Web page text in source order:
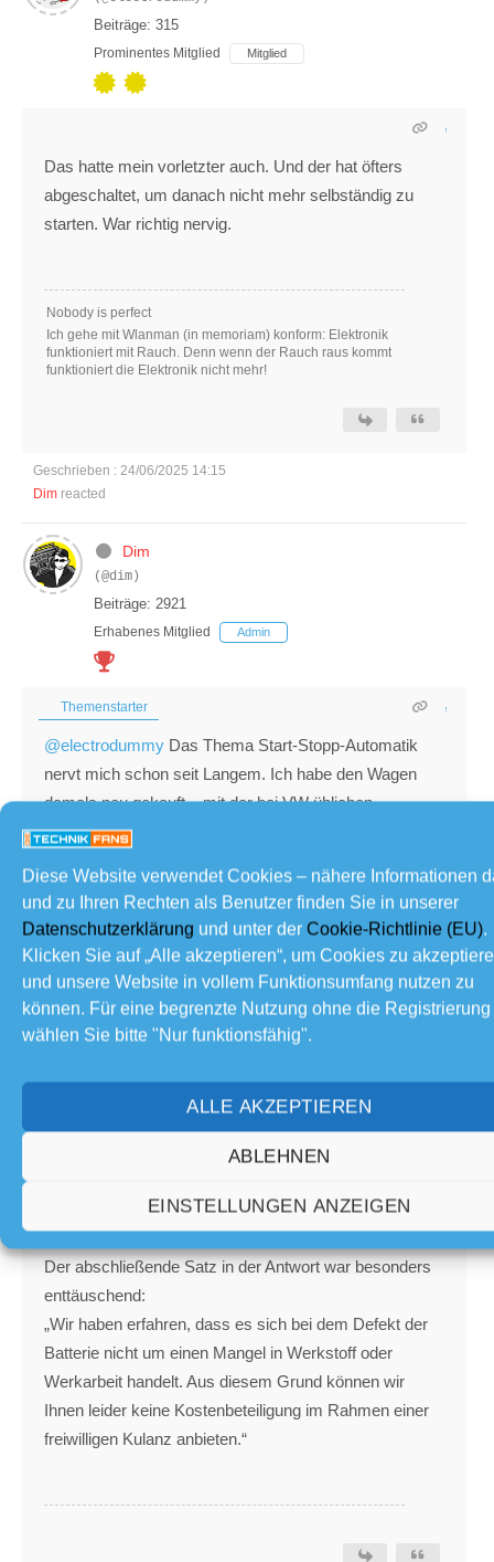
Diese Website verwendet Cookies – nähere Informationen
und zu Ihren Rechten als Benutzer finden Sie in unserer
Datenschutzerklärung und unter der Cookie-Richtlinie (EU).
Klicken Sie auf „Alle akzeptieren“, um Cookies zu
und unsere Website in vollem Funktionsumfang nutzen zu
können. Für eine begrenzte Nutzung ohne die Registrierung
wählen Sie bitte "Nur funktionsfähig".
ALLE AKZEPTIEREN
ABLEHNEN
EINSTELLUNGEN ANZEIGEN
Beiträge: 315
Prominentes Mitglied Mitglied
Das hatte mein vorletzter auch. Und der hat öfters
abgeschaltet, um danach nicht mehr selbständig zu
starten. War richtig nervig.
Nobody is perfect
Ich gehe mit Wlanman (in memoriam) konform: Elektronik
funktioniert mit Rauch. Denn wenn der Rauch raus kommt
funktioniert die Elektronik nicht mehr!
Geschrieben : 24/06/2025 14:15
Dim reacted
Dim
(@dim)
Beiträge: 2921
Erhabenes Mitglied Admin
Themenstarter
@electrodummy Das Thema Start-Stopp-Automatik
nervt mich schon seit Langem. Ich habe den Wagen
damals neu gekauft – mit der bei VW üblichen
Werksgarantie von zwei Jahren. Das Start-Stopp-
dass die Batterie unter dieser Technik besonders stark
Im dritten Jahr war es dann soweit: Die Batterie war
defekt. Laut VW handelt es sich bei Start-Stopp-
Batterien um spezielle, besonders belastbare Akkus –
entsprechend teuer sind sie auch. Dafür, so hieß es,
Ich habe VW darauf hingewiesen und um Kulanz
Begründung, in meinem Fall gelte ausschließlich die
zweijährige Werksgarantie. Die längere Akku-Garantie
sei nicht anwendbar.
Der abschließende Satz in der Antwort war besonders
enttäuschend:
„Wir haben erfahren, dass es sich bei dem Defekt der
Batterie nicht um einen Mangel in Werkstoff oder
Werkarbeit handelt. Aus diesem Grund können wir
Ihnen leider keine Kostenbeteiligung im Rahmen einer
freiwilligen Kulanz anbieten.“